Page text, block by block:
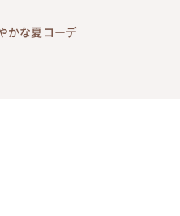
かな夏コーデ